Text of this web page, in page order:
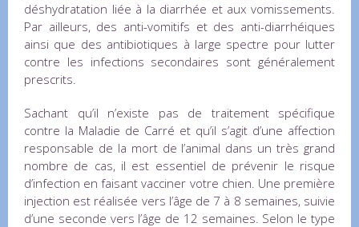
déshydratation liée à la diarrhée et aux vomissements.
Par ailleurs, des anti-vomitifs et des anti-diarrhéiques
ainsi que des antibiotiques à large spectre pour lutter
contre les infections secondaires sont généralement
prescrits.
Sachant qu’il n’existe pas de traitement spécifique
contre la Maladie de Carré et qu’il s’agit d’une affection
responsable de la mort de l’animal dans un très grand
nombre de cas, il est essentiel de prévenir le risque
d’infection en faisant vacciner votre chien. Une première
injection est réalisée vers l’âge de 7 à 8 semaines, suivie
d’une seconde vers l’âge de 12 semaines. Selon le type